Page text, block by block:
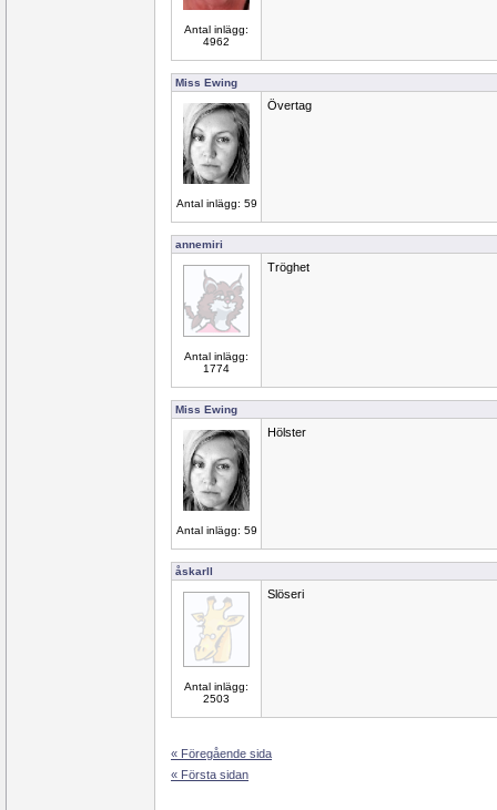
Antal inlägg:
4962
Miss Ewing
Antal inlägg: 59
Övertag
annemiri
Antal inlägg:
1774
Tröghet
Miss Ewing
Antal inlägg: 59
Hölster
åskarll
Antal inlägg:
2503
Slöseri
« Föregående sida
« Första sidan